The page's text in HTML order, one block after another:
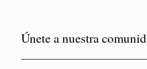
Únete a nuestra